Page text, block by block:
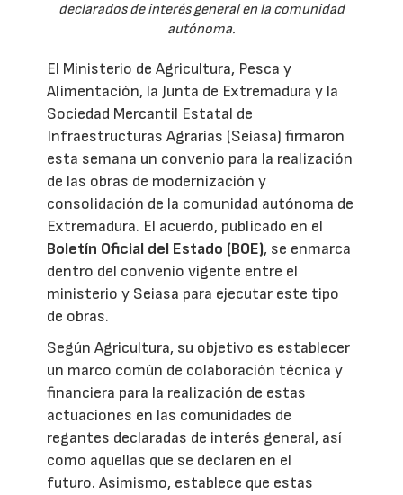
declarados de interés general en la comunidad
autónoma.
El Ministerio de Agricultura, Pesca y
Alimentación, la Junta de Extremadura y la
Sociedad Mercantil Estatal de
Infraestructuras Agrarias (Seiasa) firmaron
esta semana un convenio para la realización
de las obras de modernización y
consolidación de la comunidad autónoma de
Extremadura. El acuerdo, publicado en el
Boletín Oficial del Estado (BOE), se enmarca
dentro del convenio vigente entre el
ministerio y Seiasa para ejecutar este tipo
de obras.
Según Agricultura, su objetivo es establecer
un marco común de colaboración técnica y
financiera para la realización de estas
actuaciones en las comunidades de
regantes declaradas de interés general, así
como aquellas que se declaren en el
futuro. Asimismo, establece que estas